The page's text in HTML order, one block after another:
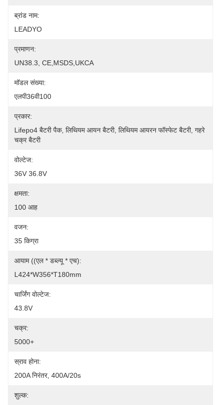
ब्रांड नाम:
LEADYO
प्रमाणन:
UN38.3, CE,MSDS,UKCA
मॉडल संख्या:
एलपी36वी100
प्रकार:
Lifepo4 बैटरी पैक, लिथियम आयन बैटरी, लिथियम आयरन फॉस्फेट बैटरी, गहरे
चक्र बैटरी
वोल्टेज:
36V 36.8V
क्षमता:
100 आह
वजन:
35 किग्रा
आयाम ((एल * डब्ल्यू * एच):
L424*W356*T180mm
चार्जिंग वोल्टेज:
43.8V
चक्र:
5000+
स्राव होना:
200A निरंतर, 400A/20s
शुल्क: